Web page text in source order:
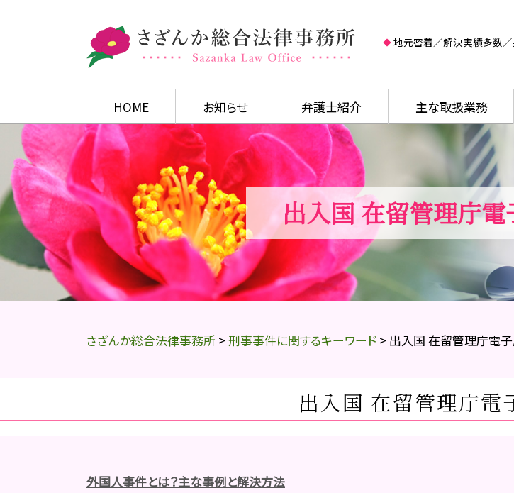
出入国 在留管理庁
地元密着／解決実績多数
HOME お知らせ 弁護士紹介 主な取扱業務
さざんか総合法律事務所 > 刑事事件に関するキーワード > 出入国 在留管理庁電
出入国 在留管理庁電
外国人事件とは？主な事例と解決方法